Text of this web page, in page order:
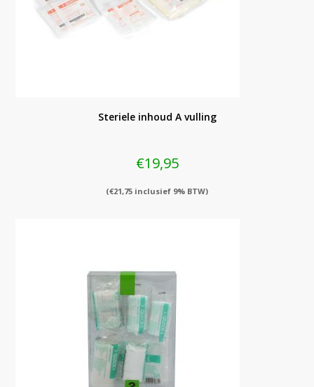
Steriele inhoud A vulling
€19,95
(€21,75 inclusief 9% BTW)